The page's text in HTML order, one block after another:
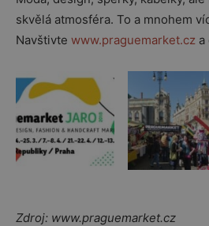
skvělá atmosféra. To a mnohem
Navštivte www.praguemarket.cz a
Zdroj: www.praguemarket.cz